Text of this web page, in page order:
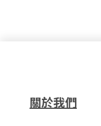
關於我們